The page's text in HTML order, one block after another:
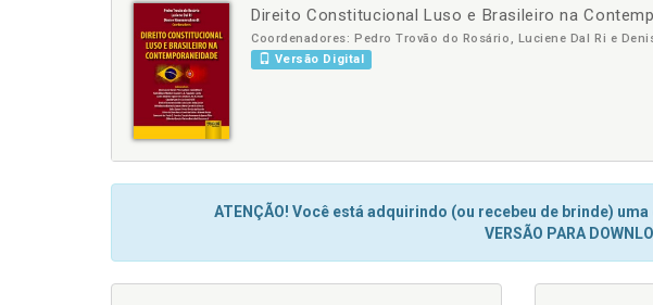
Direito Constitucional Luso e Brasileiro na
Coordenadores: Pedro Trovão do Rosário, Luciene Dal Ri e
Versão Digital
- +
ATENÇÃO! Você está adquirindo (ou recebeu de brinde)
VERSÃO PARA